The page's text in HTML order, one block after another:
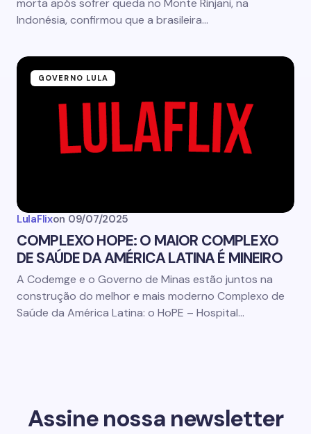
morta após sofrer queda no Monte Rinjani, na
Indonésia, confirmou que a brasileira…
GOVERNO LULA
LulaFlixon 09/07/2025
COMPLEXO HOPE: O MAIOR COMPLEXO
DE SAÚDE DA AMÉRICA LATINA É MINEIRO
A Codemge e o Governo de Minas estão juntos na
construção do melhor e mais moderno Complexo de
Saúde da América Latina: o HoPE – Hospital…
Assine nossa newsletter